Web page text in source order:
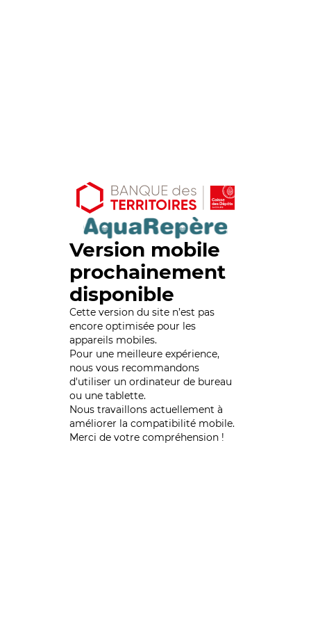
Version mobile
prochainement
disponible
Cette version du site n’est pas
encore optimisée pour les
appareils mobiles.
Pour une meilleure expérience,
nous vous recommandons
d'utiliser un ordinateur de bureau
ou une tablette.
Nous travaillons actuellement à
améliorer la compatibilité mobile.
Merci de votre compréhension !